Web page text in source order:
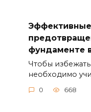
фундаменте
Чтобы
необходимо
0 668